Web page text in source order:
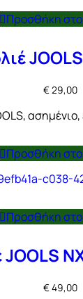
Προσθήκη
€29,00
Προσθήκη
Προσθήκη
JOOLS
€49,00